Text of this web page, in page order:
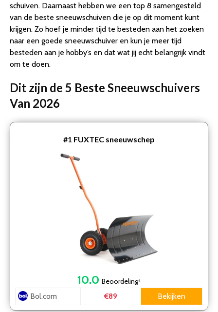
schuiven. Daarnaast hebben we een top 8 samengesteld
van de beste sneeuwschuiven die je op dit moment kunt
krijgen. Zo hoef je minder tijd te besteden aan het zoeken
naar een goede sneeuwschuiver en kun je meer tijd
besteden aan je hobby’s en dat wat jij echt belangrijk vindt
om te doen.
Dit zijn de 5 Beste Sneeuwschuivers
Van 2026
#1 FUXTEC sneeuwschep
10.0 Beoordeling*
Bol.com €89 Bekijken